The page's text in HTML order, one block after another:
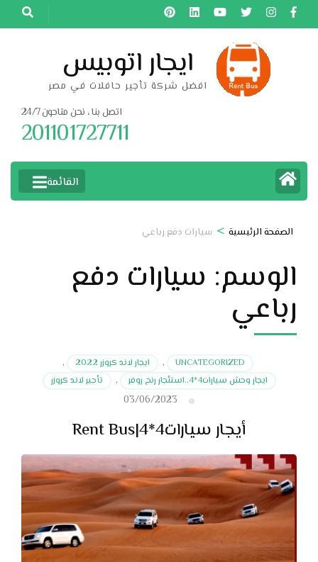
تخطى
إلى
ايجار اتوبيس
افضل شركة تأجير حافلات في مصر
اتصل بنا ، نحن متاحون 24/7
201101727711
القائمة
الصفحة الرئيسية > سيارات دفع رباعي
الوسم: سيارات دفع
رباعي
UNCATEGORIZED
, ايجار لاند كروزر 2022
,
ايجار وحش سيارات4*4..استئجار رنج روفر
, تأجير لاند كروزر
03/06/2023
أيجار سيارات4*4|Rent Bus